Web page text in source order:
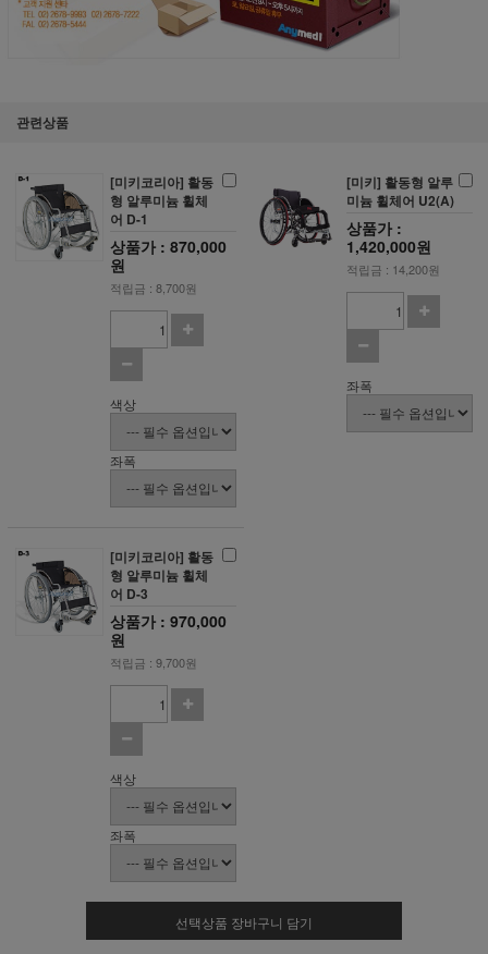
관련상품
[미키코리아] 활동
형 알루미늄 휠체
어 D-1
상품가 : 870,000
원
적립금 : 8,700원
색상
좌폭
[미키] 활동형 알루
미늄 휠체어 U2(A)
상품가 :
1,420,000원
적립금 : 14,200원
좌폭
[미키코리아] 활동
형 알루미늄 휠체
어 D-3
상품가 : 970,000
원
적립금 : 9,700원
색상
좌폭
선택상품 장바구니 담기